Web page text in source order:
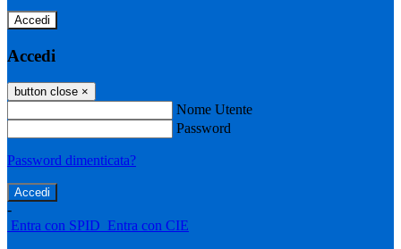
Accedi
Accedi
button close ×
Nome Utente
Password
Password dimenticata?
-
Entra con SPID Entra con CIE